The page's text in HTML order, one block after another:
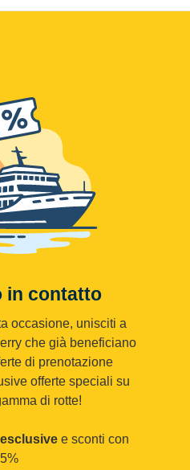
in contatto
occasione, unisciti a
che già beneficiano
di prenotazione
offerte speciali su
di rotte!
e sconti con